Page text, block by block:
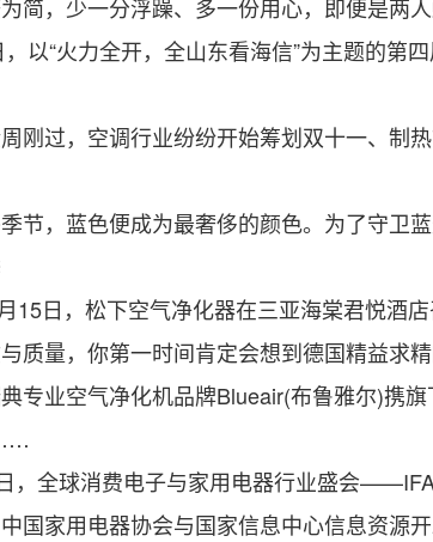
简，少一分浮躁、多一份用心，即便是两
“火力全开，全山东看海信”为主题的第
过，空调行业纷纷开始筹划双十一、制热
，蓝色便成为最奢侈的颜色。为了守卫
日，松下空气净化器在三亚海棠君悦酒
量，你第一时间肯定会想到德国精益求精
业空气净化机品牌Blueair(布鲁雅尔)携旗
全球消费电子与家用电器行业盛会
家用电器协会与国家信息中心信息资源开